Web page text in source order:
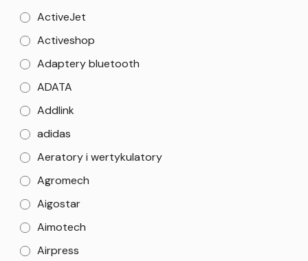
ActiveJet
Activeshop
Adaptery bluetooth
ADATA
Addlink
adidas
Aeratory i wertykulatory
Agromech
Aigostar
Aimotech
Airpress